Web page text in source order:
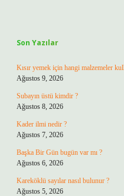
Son Yazılar
Kısır yemek için hangi malzemeler
Ağustos 9, 2026
Subayın üstü kimdir ?
Ağustos 8, 2026
Kader ilmi nedir ?
Ağustos 7, 2026
Başka Bir Gün bugün var mı ?
Ağustos 6, 2026
Kareköklü sayılar nasıl bulunur ?
Ağustos 5, 2026